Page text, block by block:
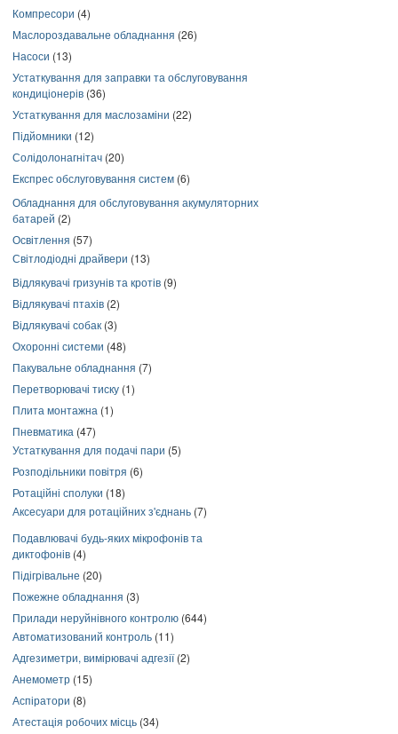
Компресори (4)
Маслороздавальне обладнання (26)
Насоси (13)
Устаткування для заправки та обслуговування
кондиціонерів (36)
Устаткування для маслозаміни (22)
Підйомники (12)
Солідолонагнітач (20)
Експрес обслуговування систем (6)
Обладнання для обслуговування акумуляторних
батарей (2)
Освітлення (57)
Світлодіодні драйвери (13)
Відлякувачі гризунів та кротів (9)
Відлякувачі птахів (2)
Відлякувачі собак (3)
Охоронні системи (48)
Пакувальне обладнання (7)
Перетворювачі тиску (1)
Плита монтажна (1)
Пневматика (47)
Устаткування для подачі пари (5)
Розподільники повітря (6)
Ротаційні сполуки (18)
Аксесуари для ротаційних з'єднань (7)
Подавлювачі будь-яких мікрофонів та
диктофонів (4)
Підігрівальне (20)
Пожежне обладнання (3)
Прилади неруйнівного контролю (644)
Автоматизований контроль (11)
Адгезиметри, вимірювачі адгезії(2)
Анемометр (15)
Аспіратори (8)
Атестація робочих місць (34)